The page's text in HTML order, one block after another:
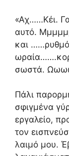
«Αχ……Κέι.
αυτό.
και
σωστά.
Πάλι
σφιγμένα
εργαλείο,
τον
λαιμό μου.